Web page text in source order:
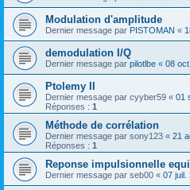
Modulation d'amplitude
Dernier message par PISTOMAN «
demodulation I/Q
Dernier message par pilotlbe « 08
Ptolemy II
Dernier message par cyyber59 « 01
Réponses : 1
Méthode de corrélation
Dernier message par sony123 « 21
Réponses : 1
Reponse impulsionnelle
Dernier message par seb00 « 07 juil.